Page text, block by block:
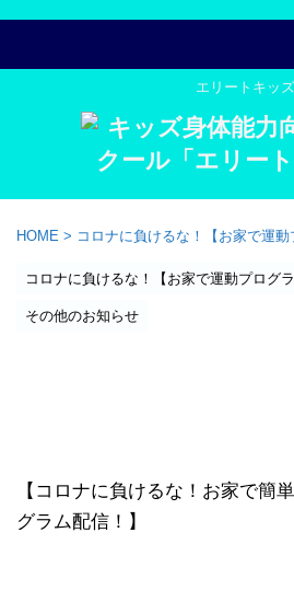
エリートキッズ
HOME > コロナに負けるな！【お家で運
コロナに負けるな！【お家で運動プログ
その他のお知らせ
【コロナに負けるな！お家で簡
グラム配信！】